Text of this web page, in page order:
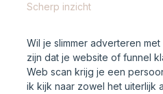
Scherp inzicht
Wil je slimmer adverteren
zijn dat je website of funnel
Web scan krijg je een
ik kijk naar zowel het uiterlijk